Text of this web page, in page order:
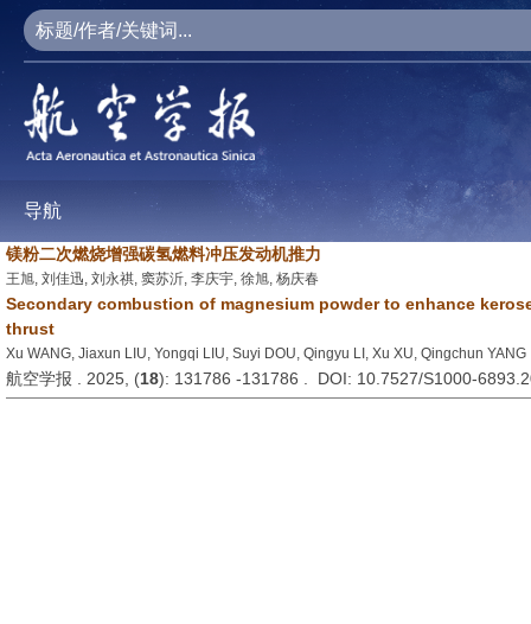
导航
镁粉二次燃烧增强碳氢燃料冲压发动机推力
王旭, 刘佳迅, 刘永祺, 窦苏沂, 李庆宇, 徐旭, 杨庆春
Secondary combustion of magnesium powder to enhance
thrust
Xu WANG, Jiaxun LIU, Yongqi LIU, Suyi DOU, Qingyu LI, Xu XU, Qingchun YANG
航空学报 . 2025, (18): 131786 -131786 . DOI: 10.7527/S1000-